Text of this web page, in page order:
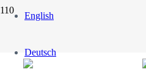
English
Deutsch